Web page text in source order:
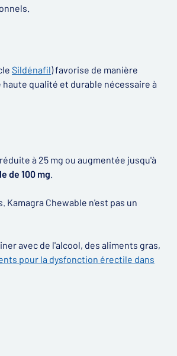
Sildénafil) favorise de manière
qualité et durable nécessaire à
à 25 mg ou augmentée jusqu'à
de 100 mg.
Kamagra Chewable n'est pas un
avec de l'alcool, des aliments gras,
pour la dysfonction érectile dans